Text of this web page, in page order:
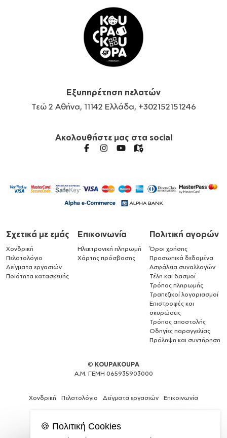
Εξυπηρέτηση πελατών
Τεώ 2 Αθήνα, 11142 Ελλάδα, +302152151246
Ακολουθήστε μας στα social
Σχετικά με εμάς
Χονδρική
Πελατολόγιο
Δείγματα εργασιών
Ποιότητα κατασκευής
Επικοινωνία
Ηλεκτρονική πληρωμή
Χάρτης πρόσβασης
Πολιτική αγορών
Όροι χρήσης
Προσωπικά δεδομένα
Ασφάλεια συναλλαγών
Τέλη και δασμοί
Τρόπος πληρωμής
Τραπεζικοί λογαριασμοί
Επιστροφές και
ακυρώσεις
Τρόπος αποστολής
Οδηγίες παραγγελίας
Πρόληψη και συντήρηση
© KOUPAKOUPA
Α.Μ. ΓΕΜΗ 065935903000
Χονδρική Πελατολόγιο Δείγματα εργασιών Επικοινωνία
🍪 Πολιτική Cookies